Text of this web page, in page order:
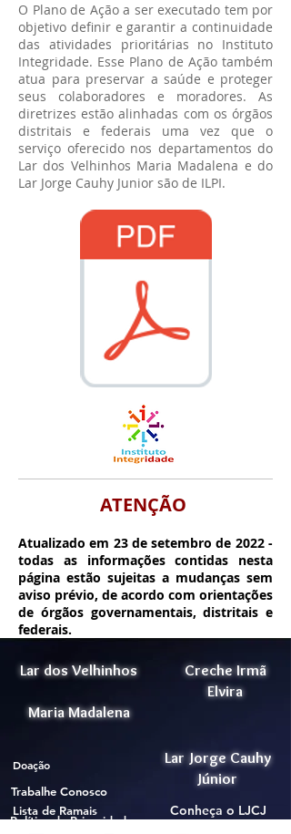
O Plano de Ação a ser executado tem por
objetivo definir e garantir a continuidade
das atividades prioritárias no Instituto
Integridade. Esse Plano de Ação também
atua para preservar a saúde e proteger
seus colaboradores e moradores. As
diretrizes estão alinhadas com os órgãos
distritais e federais uma vez que o
serviço oferecido nos departamentos do
Lar dos Velhinhos Maria Madalena e do
Lar Jorge Cauhy Junior são de ILPI.
ATENÇÃO
Atualizado em 23 de setembro de 2022 -
todas as informações contidas nesta
página estão sujeitas a mudanças sem
aviso prévio, de acordo com orientações
de órgãosgovernamentais, distritais e
federais.
Lar dos Velhinhos
Maria Madalena
Doação
Trabalhe Conosco
Lista de Ramais
Política de Privacidade
Creche Irmã
Elvira
Lar Jorge Cauhy
Júnior
Conheça o LJCJ